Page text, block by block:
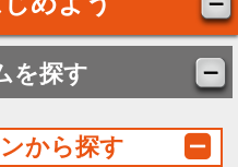
を探す
から探す